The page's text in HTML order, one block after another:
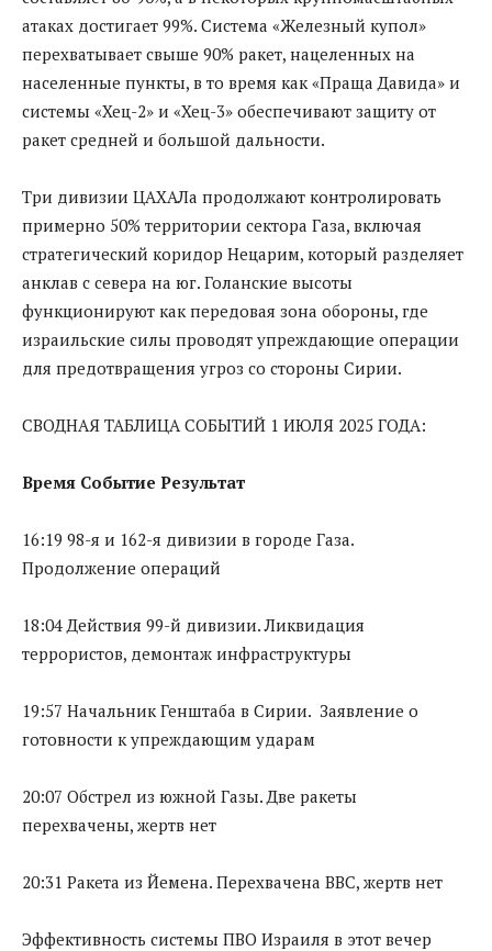
атаках достигает 99%. Система «Железный купол»
перехватывает свыше 90% ракет, нацеленных на
населенные пункты, в то время как «Праща Давида» и
системы «Хец-2» и «Хец-3» обеспечивают защиту от
ракет средней и большой дальности.
Три дивизии ЦАХАЛа продолжают контролировать
примерно 50% территории сектора Газа, включая
стратегический коридор Нецарим, который разделяет
анклав с севера на юг. Голанские высоты
функционируют как передовая зона обороны, где
израильские силы проводят упреждающие операции
для предотвращения угроз со стороны Сирии.
СВОДНАЯ ТАБЛИЦА СОБЫТИЙ 1 ИЮЛЯ 2025 ГОДА:
Время Событие Результат
16:19 98-я и 162-я дивизии в городе Газа.
Продолжение операций
18:04 Действия 99-й дивизии. Ликвидация
террористов, демонтаж инфраструктуры
19:57 Начальник Генштаба в Сирии. Заявление о
готовности к упреждающим ударам
20:07 Обстрел из южной Газы. Две ракеты
перехвачены, жертв нет
20:31 Ракета из Йемена. Перехвачена ВВС, жертв нет
Эффективность системы ПВО Израиля в этот вечер